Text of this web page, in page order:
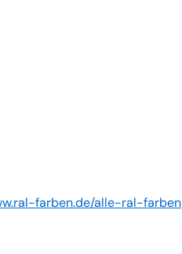
farben.de/alle-ral-farben